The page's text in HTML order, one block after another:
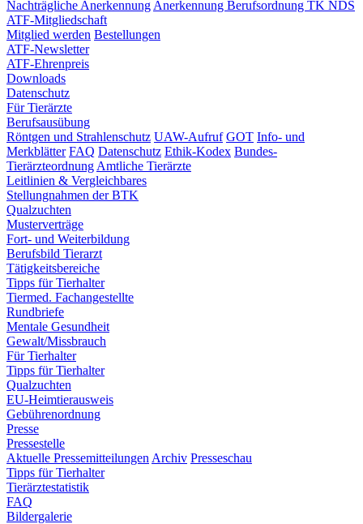
Nachträgliche Anerkennung Anerkennung Berufsordnung TK NDS
ATF-Mitgliedschaft
Mitglied werden Bestellungen
ATF-Newsletter
ATF-Ehrenpreis
Downloads
Datenschutz
Für Tierärzte
Berufsausübung
Röntgen und Strahlenschutz UAW-Aufruf GOT Info- und
Merkblätter FAQ Datenschutz Ethik-Kodex Bundes-
Tierärzteordnung Amtliche Tierärzte
Leitlinien & Vergleichbares
Stellungnahmen der BTK
Qualzuchten
Musterverträge
Fort- und Weiterbildung
Berufsbild Tierarzt
Tätigkeitsbereiche
Tipps für Tierhalter
Tiermed. Fachangestellte
Rundbriefe
Mentale Gesundheit
Gewalt/Missbrauch
Für Tierhalter
Tipps für Tierhalter
Qualzuchten
EU-Heimtierausweis
Gebührenordnung
Presse
Pressestelle
Aktuelle Pressemitteilungen Archiv Presseschau
Tipps für Tierhalter
Tierärztestatistik
FAQ
Bildergalerie